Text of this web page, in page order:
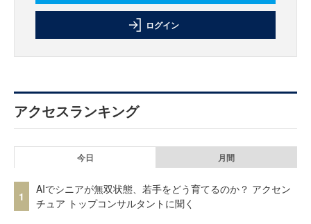
ログイン
アクセスランキング
今日 月間
1
AIでシニアが無双状態、若手をどう育てるのか？ アクセン
チュア トップコンサルタントに聞く